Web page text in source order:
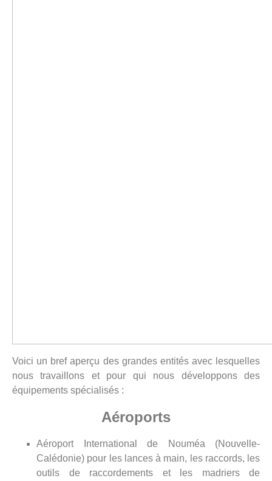
Voici un bref aperçu des grandes entités avec lesquelles
nous travaillons et pour qui nous développons des
équipements spécialisés :
Aéroports
Aéroport International de Nouméa (Nouvelle-
Calédonie) pour les lances à main, les raccords, les
outils de raccordements et les madriers de